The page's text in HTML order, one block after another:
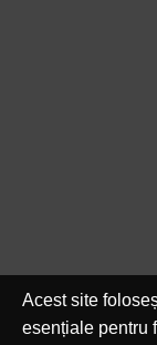
Acest site
esențiale pentru